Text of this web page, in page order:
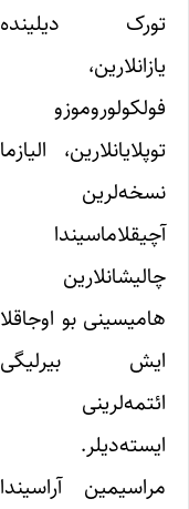
تورک دیلینده
یازانلارین،
فولکولوروموزو
توپلایانلارین، الیازما
نسخه‌لرین
آچیقلاماسیندا
چالیشانلارین
هامیسینی بو اوجاقلا
ایش بیرلیگی
ائتمه‌لرینی
ایسته‌دیلر.
مراسیمین آراسیندا